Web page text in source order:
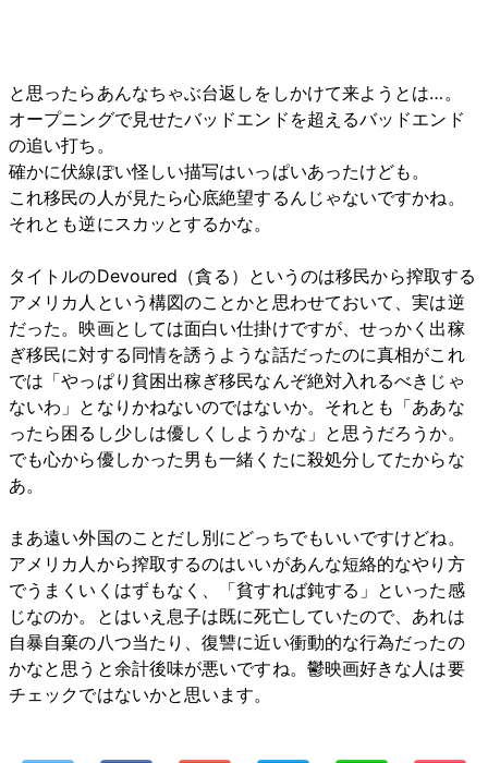
と思ったらあんなちゃぶ台返しをしかけて来ようとは…。
オープニングで見せたバッドエンドを超えるバッドエンド
の追い打ち。
確かに伏線ぽい怪しい描写はいっぱいあったけども。
これ移民の人が見たら心底絶望するんじゃないですかね。
それとも逆にスカッとするかな。
タイトルのDevoured（貪る）というのは移民から搾取する
アメリカ人という構図のことかと思わせておいて、実は逆
だった。映画としては面白い仕掛けですが、せっかく出稼
ぎ移民に対する同情を誘うような話だったのに真相がこれ
では「やっぱり貧困出稼ぎ移民なんぞ絶対入れるべきじゃ
ないわ」となりかねないのではないか。それとも「ああな
ったら困るし少しは優しくしようかな」と思うだろうか。
でも心から優しかった男も一緒くたに殺処分してたからな
あ。
まあ遠い外国のことだし別にどっちでもいいですけどね。
アメリカ人から搾取するのはいいがあんな短絡的なやり方
でうまくいくはずもなく、「貧すれば鈍する」といった感
じなのか。とはいえ息子は既に死亡していたので、あれは
自暴自棄の八つ当たり、復讐に近い衝動的な行為だったの
かなと思うと余計後味が悪いですね。鬱映画好きな人は要
チェックではないかと思います。